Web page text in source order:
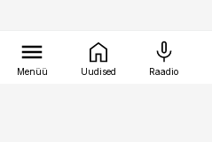
Menüü Uudised Raadio